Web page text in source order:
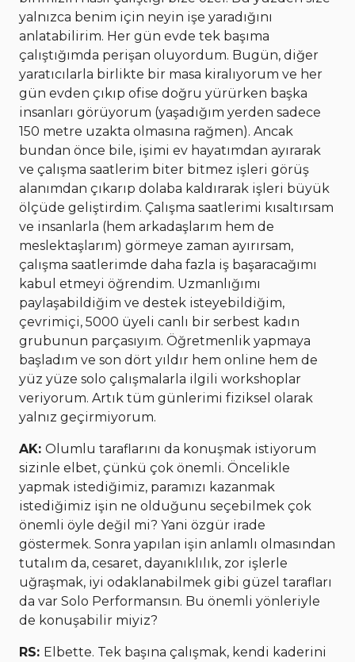
yalnızca benim için neyin işe yaradığını
anlatabilirim. Her gün evde tek başıma
çalıştığımda perişan oluyordum. Bugün, diğer
yaratıcılarla birlikte bir masa kiralıyorum ve her
gün evden çıkıp ofise doğru yürürken başka
insanları görüyorum (yaşadığım yerden sadece
150 metre uzakta olmasına rağmen). Ancak
bundan önce bile, işimi ev hayatımdan ayırarak
ve çalışma saatlerim biter bitmez işleri görüş
alanımdan çıkarıp dolaba kaldırarak işleri büyük
ölçüde geliştirdim. Çalışma saatlerimi kısaltırsam
ve insanlarla (hem arkadaşlarım hem de
meslektaşlarım) görmeye zaman ayırırsam,
çalışma saatlerimde daha fazla iş başaracağımı
kabul etmeyi öğrendim. Uzmanlığımı
paylaşabildiğim ve destek isteyebildiğim,
çevrimiçi, 5000 üyeli canlı bir serbest kadın
grubunun parçasıyım. Öğretmenlik yapmaya
başladım ve son dört yıldır hem online hem de
yüz yüze solo çalışmalarla ilgili workshoplar
veriyorum. Artık tüm günlerimi fiziksel olarak
yalnız geçirmiyorum.
AK: Olumlu taraflarını da konuşmak istiyorum
sizinle elbet, çünkü çok önemli. Öncelikle
yapmak istediğimiz, paramızı kazanmak
istediğimiz işin ne olduğunu seçebilmek çok
önemli öyle değil mi? Yani özgür irade
göstermek. Sonra yapılan işin anlamlı olmasından
tutalım da, cesaret, dayanıklılık, zor işlerle
uğraşmak, iyi odaklanabilmek gibi güzel tarafları
da var Solo Performansın. Bu önemli yönleriyle
de konuşabilir miyiz?
RS: Elbette. Tek başına çalışmak, kendi kaderini